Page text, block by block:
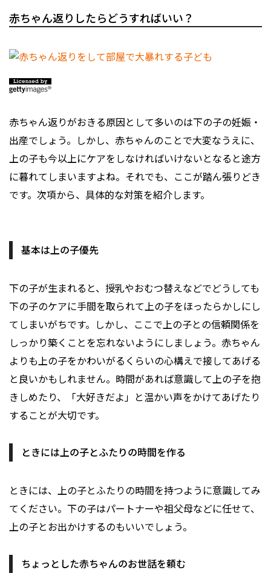
赤ちゃん返りしたらどうすればいい？
赤ちゃん返りがおきる原因として多いのは下の子の妊娠・
出産でしょう。しかし、赤ちゃんのことで大変なうえに、
上の子も今以上にケアをしなければいけないとなると途方
に暮れてしまいますよね。それでも、ここが踏ん張りどき
です。次項から、具体的な対策を紹介します。
基本は上の子優先
下の子が生まれると、授乳やおむつ替えなどでどうしても
下の子のケアに手間を取られて上の子をほったらかしにし
てしまいがちです。しかし、ここで上の子との信頼関係を
しっかり築くことを忘れないようにしましょう。赤ちゃん
よりも上の子をかわいがるくらいの心構えで接してあげる
と良いかもしれません。時間があれば意識して上の子を抱
きしめたり、「大好きだよ」と温かい声をかけてあげたり
することが大切です。
ときには上の子とふたりの時間を作る
ときには、上の子とふたりの時間を持つように意識してみ
てください。下の子はパートナーや祖父母などに任せて、
上の子とお出かけするのもいいでしょう。
ちょっとした赤ちゃんのお世話を頼む